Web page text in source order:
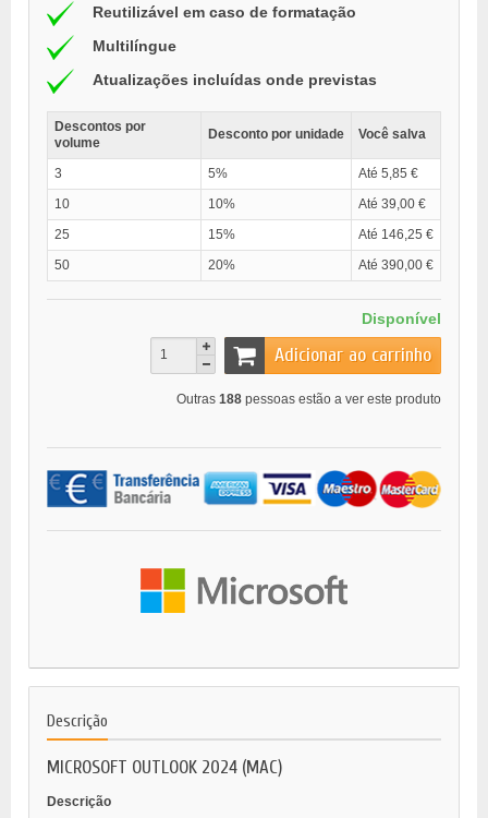
Reutilizável em caso de formatação
Multilíngue
Atualizações incluídas onde previstas
Descontos por
volume
Desconto por unidade Você salva
3 5%
Até 5,85 €
10
10%
Até 39,00 €
25
15%
Até 146,25 €
50
20% Até 390,00 €
Disponível
Adicionar ao carrinho
Outras 188 pessoas estão a ver este produto
Descrição
MICROSOFT OUTLOOK 2024 (MAC)
Descrição